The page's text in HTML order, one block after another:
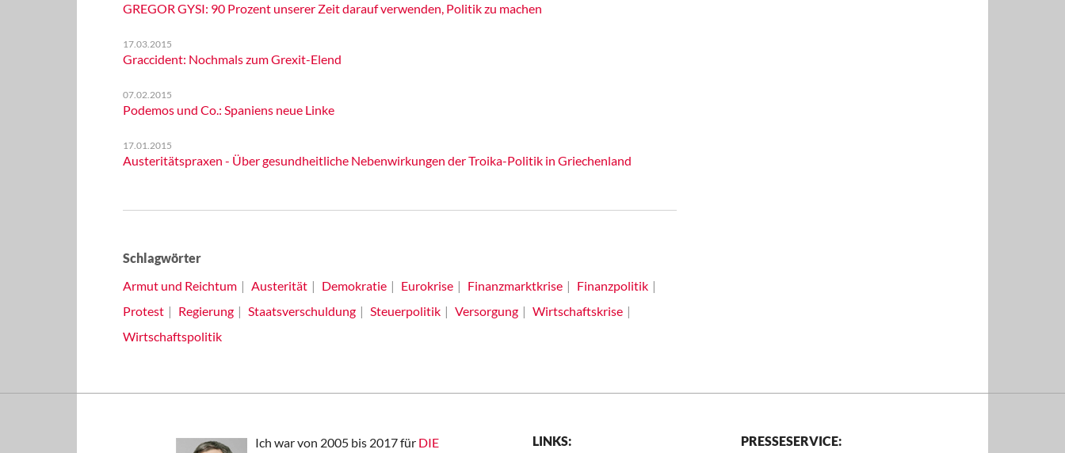
GREGOR GYSI: 90 Prozent unserer Zeit darauf verwenden, Politik zu machen
17.03.2015
Graccident: Nochmals zum Grexit-Elend
07.02.2015
Podemos und Co.: Spaniens neue Linke
17.01.2015
Austeritätspraxen - Über gesundheitliche Nebenwirkungen der Troika-Politik in Griechenland
Schlagwörter
Armut und Reichtum
Austerität Demokratie Eurokrise Finanzmarktkrise
Finanzpolitik
Protest
Regierung Staatsverschuldung Steuerpolitik Versorgung
Wirtschaftskrise
Wirtschaftspolitik
Ich war von 2005 bis 2017 für DIE
LINKS: PRESSESERVICE: